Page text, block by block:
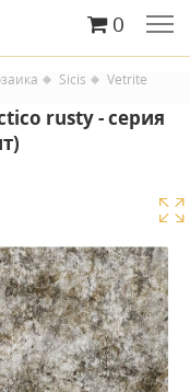
0
Sicis
Vetrite
rusty - серия